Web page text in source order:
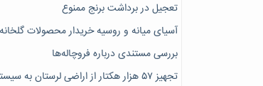
تعجیل در برداشت برنج ممنوع
آسیای میانه و روسیه خریدار محصولات
بررسی مستندی درباره فروچاله‌ها
تجهیز ۵۷ هزار هکتار از اراضی لرستان به سیستم آبیاری نوین